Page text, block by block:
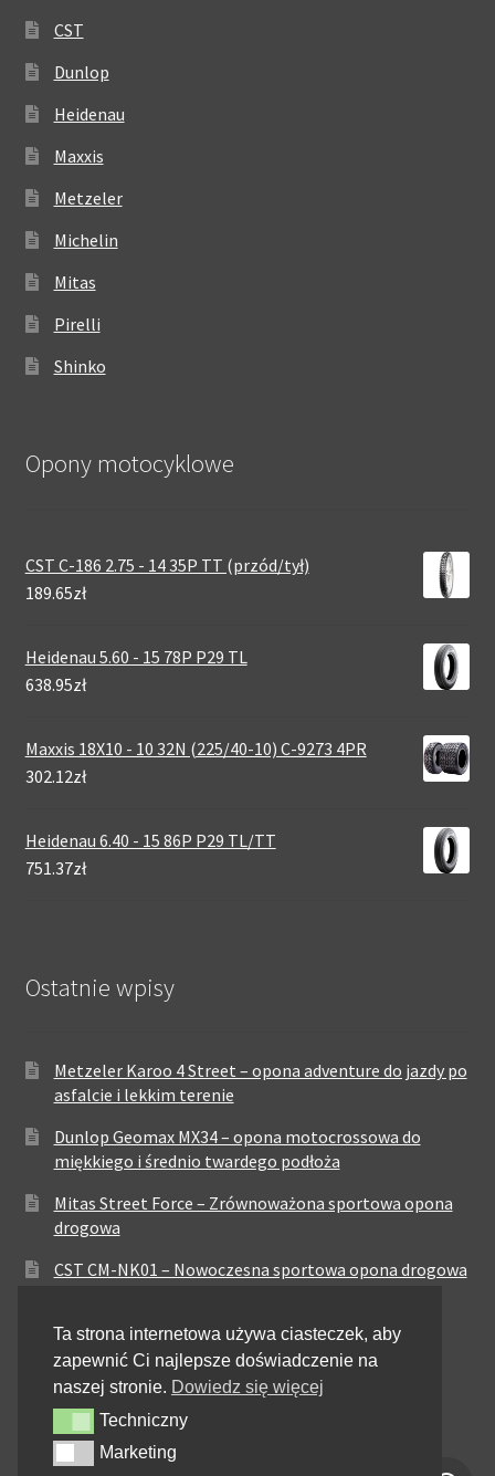
CST
Dunlop
Heidenau
Maxxis
Metzeler
Michelin
Mitas
Pirelli
Shinko
Opony motocyklowe
CST C-186 2.75 - 14 35P TT (przód/tył)
189.65zł
Heidenau 5.60 - 15 78P P29 TL
638.95zł
Maxxis 18X10 - 10 32N (225/40-10) C-9273 4PR
302.12zł
Heidenau 6.40 - 15 86P P29 TL/TT
751.37zł
Ostatnie wpisy
Metzeler Karoo 4 Street – opona adventure do jazdy po
asfalcie i lekkim terenie
Dunlop Geomax MX34 – opona motocrossowa do
miękkiego i średnio twardego podłoża
Mitas Street Force – Zrównoważona sportowa opona
drogowa
CST CM-NK01 – Nowoczesna sportowa opona drogowa
zrównoważonych osiągach
Pirelli City Demon – Niezawodność w codziennej
jeździe miejskiej
Metzeler Perfect ME77 – Klasyczna opona o
zrównoważonych właściwościach
Ta strona internetowa używa ciasteczek, aby
zapewnić Ci najlepsze doświadczenie na
naszej stronie. Dowiedz się więcej
Techniczny
Techniczny
MarketingMarketing